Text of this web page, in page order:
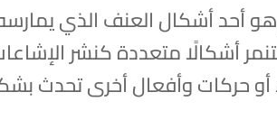
هو أحد أشكال العنف الذي
أشكالًا متعددة كنشر
أو حركات وأفعال أخرى تحدث